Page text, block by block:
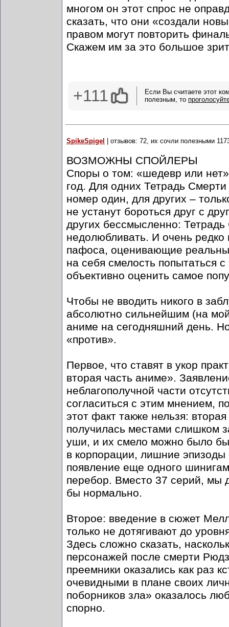
многом он этот спрос не
сказать, что они «создали
правом могут повторить
Скажем им за это большое
+111
Если Вы считаете этот
полезным, то
SpikeSpigel | отзывов: 72, их сочли полезными
ВОЗМОЖНЫ СПОЙЛЕРЫ
Споры о том: «шедевр или
год. Для одних Тетрадь
номер один, для других –
не устанут бороться друг с
других бессмысленно:
недолюбливать. И очень
пафоса, оценивающие
на себя смелость попытаться
объективно оценить самое
Чтобы не вводить никого в
абсолютно сильнейшим (на
аниме на сегодняшний день.
«против».
Первое, что ставят в укор
вторая часть аниме».
неблагополучной части
согласиться с этим мнением,
этот факт также нельзя:
получилась местами слишком
уши, и их смело можно было бы
в корпорации, лишние
появление еще одного
перебор. Вместо 37 серий, мы
бы нормально.
Второе: введение в сюжет
только не дотягивают до
Здесь сложно сказать,
персонажей после смерти
преемники оказались как раз
очевидными в плане своих
поборников зла» оказалось
спорно.